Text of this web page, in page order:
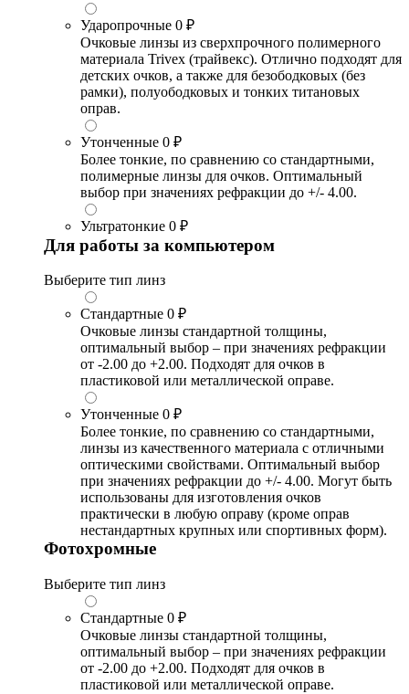
Ударопрочные 0 ₽
Очковые линзы из сверхпрочного полимерного
материала Trivex (трайвекс). Отлично подходят для
детских очков, а также для безободковых (без
рамки), полуободковых и тонких титановых
оправ.
Утонченные 0 ₽
Более тонкие, по сравнению со стандартными,
полимерные линзы для очков. Оптимальный
выбор при значениях рефракции до +/- 4.00.
Ультратонкие 0 ₽
Для работы за компьютером
Выберите тип линз
Стандартные 0 ₽
Очковые линзы стандартной толщины,
оптимальный выбор – при значениях рефракции
от -2.00 до +2.00. Подходят для очков в
пластиковой или металлической оправе.
Утонченные 0 ₽
Более тонкие, по сравнению со стандартными,
линзы из качественного материала с отличными
оптическими свойствами. Оптимальный выбор
при значениях рефракции до +/- 4.00. Могут быть
использованы для изготовления очков
практически в любую оправу (кроме оправ
нестандартных крупных или спортивных форм).
Фотохромные
Выберите тип линз
Стандартные 0 ₽
Очковые линзы стандартной толщины,
оптимальный выбор – при значениях рефракции
от -2.00 до +2.00. Подходят для очков в
пластиковой или металлической оправе.